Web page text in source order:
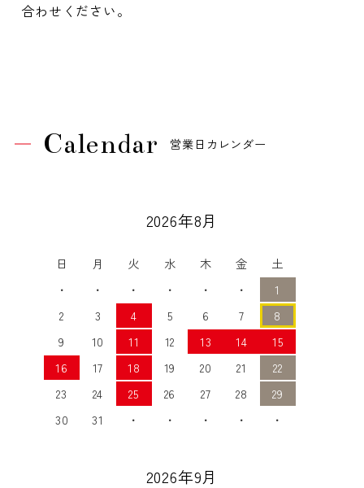
合わせください。
Calendar 営業日カレンダー
2026年8月
日 月 火 水 木 金
土
・
・ ・ ・ ・ ・
1
2
3 4 5 6 7
8
9
10 11 12 13 14
15
16
17 18 19 20 21
22
23
24 25 26 27 28
29
30
31 ・ ・ ・ ・ ・
2026年9月